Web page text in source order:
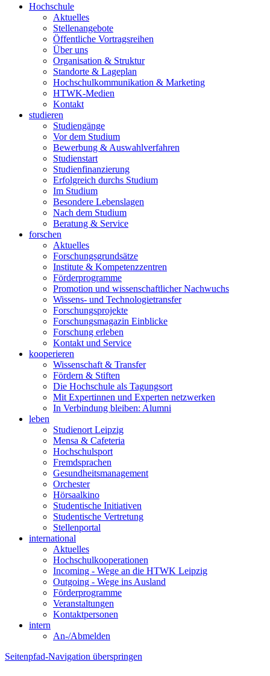
Hochschule
Aktuelles
Stellenangebote
Öffentliche Vortragsreihen
Über uns
Organisation & Struktur
Standorte & Lageplan
Hochschulkommunikation & Marketing
HTWK-Medien
Kontakt
studieren
Studiengänge
Vor dem Studium
Bewerbung & Auswahlverfahren
Studienstart
Studienfinanzierung
Erfolgreich durchs Studium
Im Studium
Besondere Lebenslagen
Nach dem Studium
Beratung & Service
forschen
Aktuelles
Forschungsgrundsätze
Institute & Kompetenzzentren
Förderprogramme
Promotion und wissenschaftlicher Nachwuchs
Wissens- und Technologietransfer
Forschungsprojekte
Forschungsmagazin Einblicke
Forschung erleben
Kontakt und Service
kooperieren
Wissenschaft & Transfer
Fördern & Stiften
Die Hochschule als Tagungsort
Mit Expertinnen und Experten netzwerken
In Verbindung bleiben: Alumni
leben
Studienort Leipzig
Mensa & Cafeteria
Hochschulsport
Fremdsprachen
Gesundheitsmanagement
Orchester
Hörsaalkino
Studentische Initiativen
Studentische Vertretung
Stellenportal
international
Aktuelles
Hochschulkooperationen
Incoming - Wege an die HTWK Leipzig
Outgoing - Wege ins Ausland
Förderprogramme
Veranstaltungen
Kontaktpersonen
intern
An-/Abmelden
Seitenpfad-Navigation überspringen